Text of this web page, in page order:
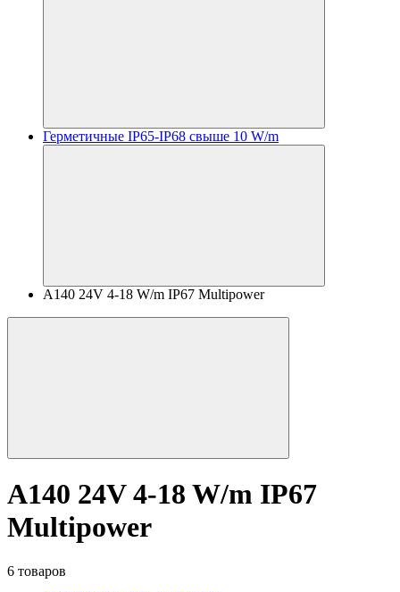
Герметичные IP65-IP68 свыше 10 W/m
A140 24V 4-18 W/m IP67 Multipower
A140 24V 4-18 W/m IP67
Multipower
6 товаров